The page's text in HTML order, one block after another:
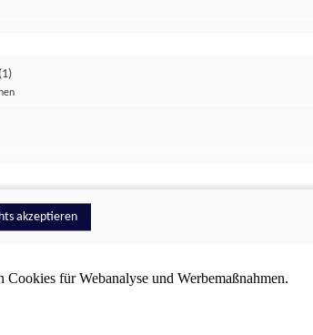
für Webanalyse und Werbemaßnahmen.
(1)
akzeptieren